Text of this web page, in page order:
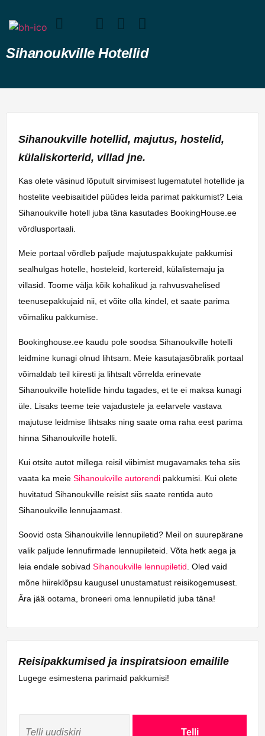
Sihanoukville Hotellid
Sihanoukville hotellid, majutus, hostelid,
külaliskorterid, villad jne.
Kas olete väsinud lõputult sirvimisest lugematutel hotellide ja
hostelite veebisaitidel püüdes leida parimat pakkumist? Leia
Sihanoukville hotell juba täna kasutades BookingHouse.ee
võrdlusportaali.
Meie portaal võrdleb paljude majutuspakkujate pakkumisi
sealhulgas hotelle, hosteleid, kortereid, külalistemaju ja
villasid. Toome välja kõik kohalikud ja rahvusvahelised
teenusepakkujaid nii, et võite olla kindel, et saate parima
võimaliku pakkumise.
Bookinghouse.ee kaudu pole soodsa Sihanoukville hotelli
leidmine kunagi olnud lihtsam. Meie kasutajasõbralik portaal
võimaldab teil kiiresti ja lihtsalt võrrelda erinevate
Sihanoukville hotellide hindu tagades, et te ei maksa kunagi
üle. Lisaks teeme teie vajadustele ja eelarvele vastava
majutuse leidmise lihtsaks ning saate oma raha eest parima
hinna Sihanoukville hotelli.
Kui otsite autot millega reisil viibimist mugavamaks teha siis
vaata ka meie Sihanoukville autorendi pakkumisi. Kui olete
huvitatud Sihanoukville reisist siis saate rentida auto
Sihanoukville lennujaamast.
Soovid osta Sihanoukville lennupiletid? Meil on suurepärane
valik paljude lennufirmade lennupileteid. Võta hetk aega ja
leia endale sobivad Sihanoukville lennupiletid. Oled vaid
mõne hiireklõpsu kaugusel unustamatust reisikogemusest.
Ära jää ootama, broneeri oma lennupiletid juba täna!
Reisipakkumised ja inspiratsioon emailile
Lugege esimestena parimaid pakkumisi!
Telli